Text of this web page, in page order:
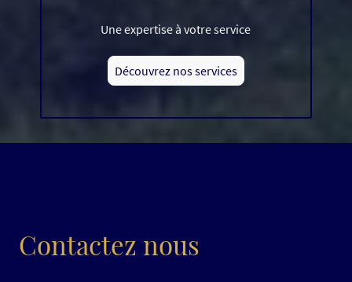
Une expertise à votre service
Découvrez nos services
Contactez nous